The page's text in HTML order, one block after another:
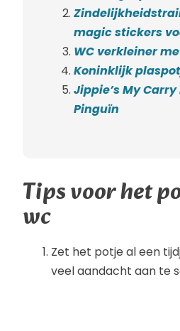
magic stickers
WC verkleiner
Koninklijk
Jippie’s My
Pinguïn
Tips voor het
wc
Zet het potje al een
veel aandacht aan te